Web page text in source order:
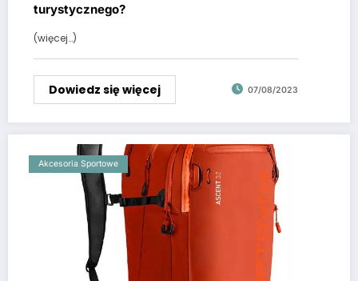
turystycznego?
(więcej…)
Dowiedz się więcej 07/08/2023
Akcesoria Sportowe